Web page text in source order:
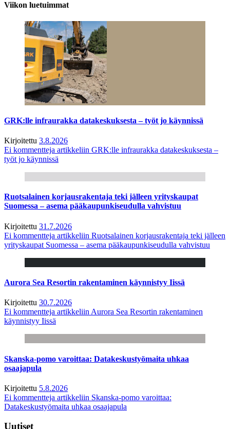
Viikon luetuimmat
GRK:lle infraurakka datakeskuksesta – työt jo käynnissä
Kirjoitettu 3.8.2026
Ei kommentteja artikkeliin GRK:lle infraurakka datakeskuksesta –
työt jo käynnissä
Ruotsalainen korjausrakentaja teki jälleen yrityskaupat
Suomessa – asema pääkaupunkiseudulla vahvistuu
Kirjoitettu 31.7.2026
Ei kommentteja artikkeliin Ruotsalainen korjausrakentaja teki jälleen
yrityskaupat Suomessa – asema pääkaupunkiseudulla vahvistuu
Aurora Sea Resortin rakentaminen käynnistyy Iissä
Kirjoitettu 30.7.2026
Ei kommentteja artikkeliin Aurora Sea Resortin rakentaminen
käynnistyy Iissä
Skanska-pomo varoittaa: Datakeskustyömaita uhkaa
osaajapula
Kirjoitettu 5.8.2026
Ei kommentteja artikkeliin Skanska-pomo varoittaa:
Datakeskustyömaita uhkaa osaajapula
Uutiset